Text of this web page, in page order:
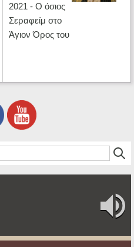
2021 - Ο όσιος
Σεραφείμ στο
Άγιον Όρος του